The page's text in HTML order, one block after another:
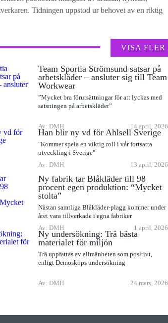
Tidningen uppstod ur behovet av en riktig
VISA FLER
Team Sportia Strömsund satsar på
arbetskläder – ansluter sig till Team
Workwear
”Mycket bra förutsättningar för att lyckas med
satsningen på arbetskläder”
Av: DMH 14 april, 2026
Han blir ny vd för Ahlsell Sverige
"Kommer spela en viktig roll i vår fortsatta
utveckling i Sverige"
Av: DMH
13 april, 2026
Ny fabrik tar Blåkläder till 98
procent egen produktion: “Mycket
stolta”
Nästan samtliga Blåkläder-plagg kommer under
året vara tillverkade i egna fabriker
Av: DMH
1 april, 2026
Ny undersökning: Trä bästa
materialet för miljön
Trä uppfattas av allmänheten som positivt,
enligt Demoskops undersökning
Av: DMH 24 mars, 2026